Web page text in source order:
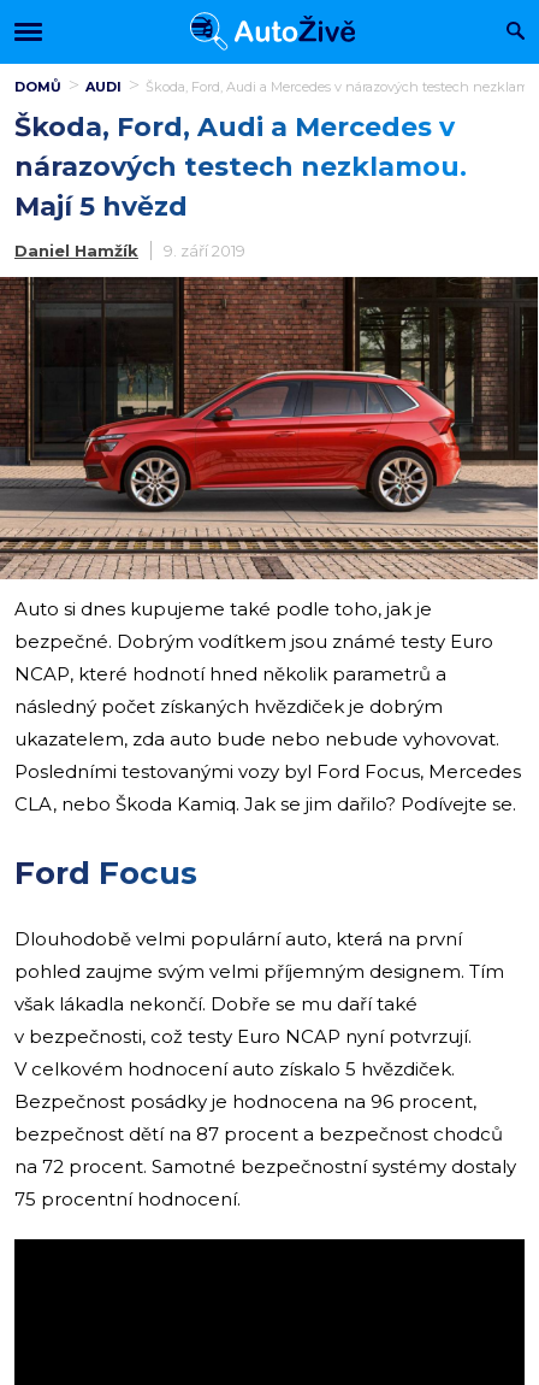
DOMŮ AUDI Škoda, Ford, Audi a Mercedes v nárazových testech
Škoda, Ford, Audi a Mercedes v
nárazových testech nezklamou.
Mají 5 hvězd
Daniel Hamžík 9. září 2019
Auto si dnes kupujeme také podle toho, jak je
bezpečné. Dobrým vodítkem jsou známé testy Euro
NCAP, které hodnotí hned několik parametrů a
následný počet získaných hvězdiček je dobrým
ukazatelem, zda auto bude nebo nebude vyhovovat.
Posledními testovanými vozy byl Ford Focus, Mercedes
CLA, nebo Škoda Kamiq. Jak se jim dařilo? Podívejte se.
Ford Focus
Dlouhodobě velmi populární auto, která na první
pohled zaujme svým velmi příjemným designem. Tím
však lákadla nekončí. Dobře se mu daří také
v bezpečnosti, což testy Euro NCAP nyní potvrzují.
V celkovém hodnocení auto získalo 5 hvězdiček.
Bezpečnost posádky je hodnocena na 96 procent,
bezpečnost dětí na 87 procent a bezpečnost chodců
na 72 procent. Samotné bezpečnostní systémy dostaly
75 procentní hodnocení.